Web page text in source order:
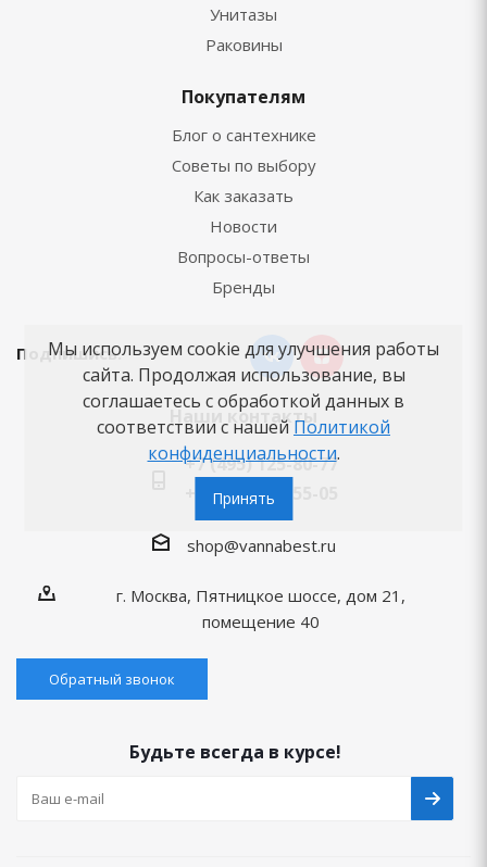
Унитазы
Раковины
Покупателям
Блог о сантехнике
Советы по выбору
Как заказать
Новости
Вопросы-ответы
Бренды
Подпишись:
Наши контакты
+7 (495) 125-80-77
+7 (926) 282-55-05
shop@vannabest.ru
г. Москва, Пятницкое шоссе, дом 21,
помещение 40
Обратный звонок
Будьте всегда в курсе!
Мы используем cookie для улучшения работы
сайта. Продолжая использование, вы
соглашаетесь с обработкой данных в
соответствии с нашей Политикой
конфиденциальности.
Принять